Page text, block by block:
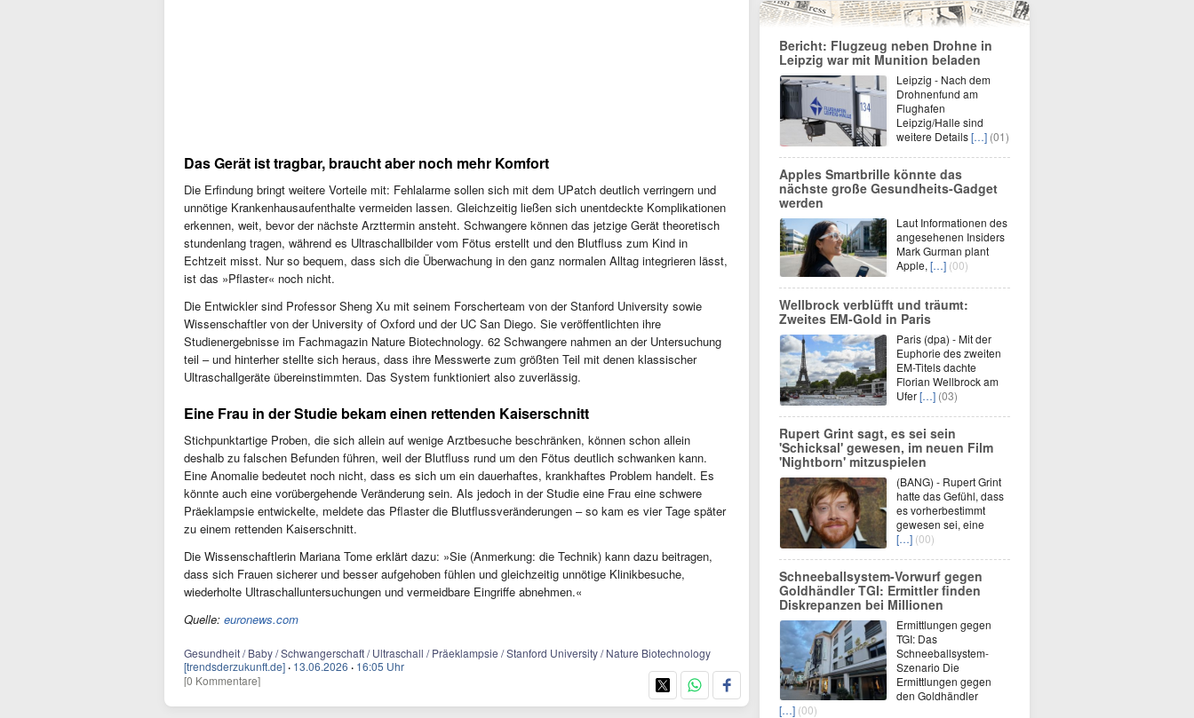
Das Gerät ist tragbar, braucht aber noch mehr Komfort
Die Erfindung bringt weitere Vorteile mit: Fehlalarme sollen sich mit dem UPatch deutlich verringern und
unnötige Krankenhausaufenthalte vermeiden lassen. Gleichzeitig ließen sich unentdeckte Komplikationen
erkennen, weit, bevor der nächste Arzttermin ansteht. Schwangere können das jetzige Gerät theoretisch
stundenlang tragen, während es Ultraschallbilder vom Fötus erstellt und den Blutfluss zum Kind in
Echtzeit misst. Nur so bequem, dass sich die Überwachung in den ganz normalen Alltag integrieren lässt,
ist das »Pflaster« noch nicht.
Die Entwickler sind Professor Sheng Xu mit seinem Forscherteam von der Stanford University sowie
Wissenschaftler von der University of Oxford und der UC San Diego. Sie veröffentlichten ihre
Studienergebnisse im Fachmagazin Nature Biotechnology. 62 Schwangere nahmen an der Untersuchung
teil – und hinterher stellte sich heraus, dass ihre Messwerte zum größten Teil mit denen klassischer
Ultraschallgeräte übereinstimmten. Das System funktioniert also zuverlässig.
Eine Frau in der Studie bekam einen rettenden Kaiserschnitt
Stichpunktartige Proben, die sich allein auf wenige Arztbesuche beschränken, können schon allein
deshalb zu falschen Befunden führen, weil der Blutfluss rund um den Fötus deutlich schwanken kann.
Eine Anomalie bedeutet noch nicht, dass es sich um ein dauerhaftes, krankhaftes Problem handelt. Es
könnte auch eine vorübergehende Veränderung sein. Als jedoch in der Studie eine Frau eine schwere
Präeklampsie entwickelte, meldete das Pflaster die Blutflussveränderungen – so kam es vier Tage später
zu einem rettenden Kaiserschnitt.
Die Wissenschaftlerin Mariana Tome erklärt dazu: »Sie (Anmerkung: die Technik) kann dazu beitragen,
dass sich Frauen sicherer und besser aufgehoben fühlen und gleichzeitig unnötige Klinikbesuche,
wiederholte Ultraschalluntersuchungen und vermeidbare Eingriffe abnehmen.«
Quelle: euronews.com
Gesundheit / Baby / Schwangerschaft / Ultraschall / Präeklampsie / Stanford University / Nature Biotechnology
[trendsderzukunft.de] · 13.06.2026 · 16:05 Uhr
[0 Kommentare]
Bericht: Flugzeug neben Drohne in
Leipzig war mit Munition beladen
Leipzig - Nach dem
Drohnenfund am
Flughafen
Leipzig/Halle sind
weitere Details[…] (01)
Apples Smartbrille könnte das
nächste große Gesundheits-Gadget
werden
Laut Informationen des
angesehenen Insiders
Mark Gurman plant
Apple, […] (00)
Wellbrock verblüfft und träumt:
Zweites EM-Gold in Paris
Paris (dpa) - Mit der
Euphorie des zweiten
EM-Titels dachte
Florian Wellbrock am
Ufer[…] (03)
Rupert Grint sagt, es sei sein
'Schicksal' gewesen, im neuen Film
'Nightborn' mitzuspielen
(BANG) - Rupert Grint
hatte das Gefühl, dass
es vorherbestimmt
gewesen sei, eine
[…] (00)
Schneeballsystem-Vorwurf gegen
Goldhändler TGI: Ermittler finden
Diskrepanzen bei Millionen
Ermittlungen gegen
TGI: Das
Schneeballsystem-
Szenario Die
Ermittlungen gegen
den Goldhändler
[…] (00)